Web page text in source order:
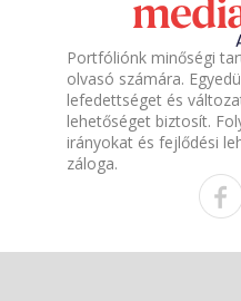
Portfóliónk minőségi
olvasó számára.
lefedettséget és
lehetőséget biztosít.
irányokat és fejlődési
záloga.